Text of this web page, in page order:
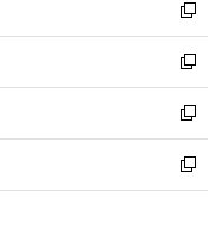
く
で
開
く
ド
ウ
で
開
く
ィ
ン
ド
ウ
で
開
く
い
ウ
ィ
ン
ド
ウ
で
開
新
し
い
ウ
ィ
ン
ド
ウ
新
し
い
ウ
ィ
ン
新
し
い
ウ
新
し